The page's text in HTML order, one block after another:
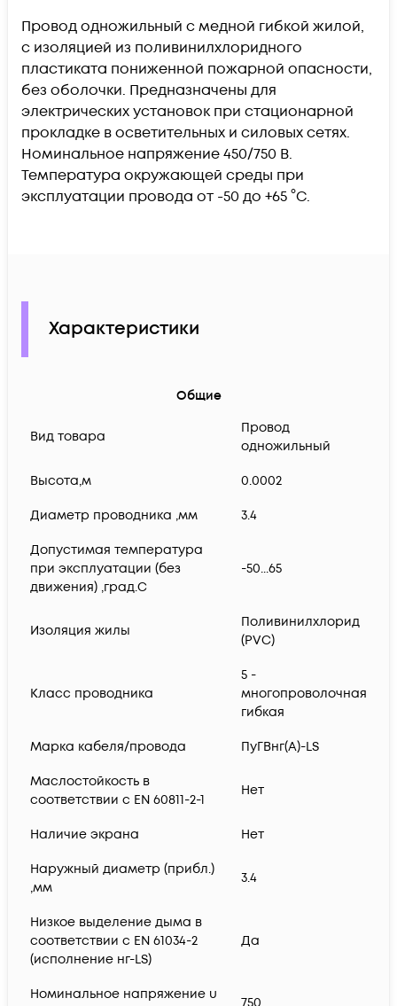
Провод одножильный с медной гибкой жилой,
с изоляцией из поливинилхлоридного
пластиката пониженной пожарной опасности,
без оболочки. Предназначены для
электрических установок при стационарной
прокладке в осветительных и силовых сетях.
Номинальное напряжение 450/750 В.
Температура окружающей среды при
эксплуатации провода от -50 до +65 °C.
Характеристики
Общие
Вид товара
Провод
одножильный
Высота,м 0.0002
Диаметр проводника ,мм 3.4
Допустимая температура
при эксплуатации (без
движения) ,град.C
-50...65
Изоляция жилы
Поливинилхлорид
(PVC)
Класс проводника
5 -
многопроволочная
гибкая
Марка кабеля/провода ПуГВнг(А)-LS
Маслостойкость в
соответствии с EN 60811-2-1
Нет
Наличие экрана Нет
Наружный диаметр (прибл.)
,мм
3.4
Низкое выделение дыма в
соответствии с EN 61034-2
(исполнение нг-LS)
Да
Номинальное напряжение u